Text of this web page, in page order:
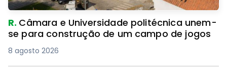
R. Câmara e Universidade politécnica unem-
se para construção de um campo de jogos
8 agosto 2026